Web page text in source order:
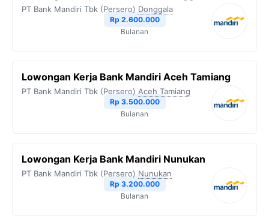
PT Bank Mandiri Tbk (Persero) Donggala
Rp 2.600.000
Bulanan
Lowongan Kerja Bank Mandiri Aceh Tamiang
PT Bank Mandiri Tbk (Persero) Aceh Tamiang
Rp 3.500.000
Bulanan
Lowongan Kerja Bank Mandiri Nunukan
PT Bank Mandiri Tbk (Persero) Nunukan
Rp 3.200.000
Bulanan